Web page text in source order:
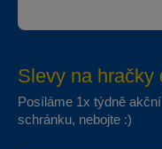
Slevy na hračky
Posíláme 1x týdně
schránku, nebojte :)